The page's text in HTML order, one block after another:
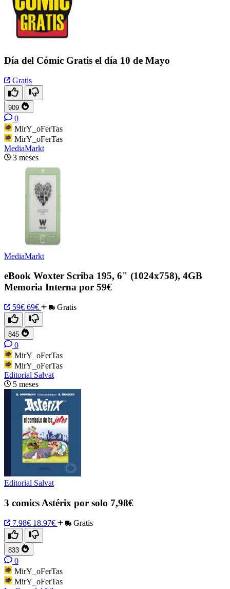
Día del Cómic Gratis el día 10 de Mayo
Gratis
909
0
MirY_oFerTas
MirY_oFerTas
MediaMarkt
3 meses
MediaMarkt
eBook Woxter Scriba 195, 6" (1024x758), 4GB
Memoria Interna por 59€
59€ 69€ Gratis
845
0
MirY_oFerTas
MirY_oFerTas
Editorial Salvat
5 meses
Editorial Salvat
3 comics Astérix por solo 7,98€
7.98€ 18.97€ Gratis
833
0
MirY_oFerTas
MirY_oFerTas